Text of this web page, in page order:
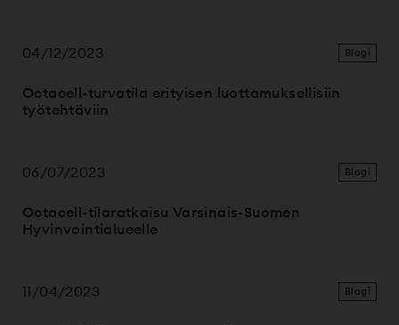
04/12/2023 Blogi
Octacell-turvatila erityisen luottamuksellisiin
työtehtäviin
06/07/2023 Blogi
Octacell-tilaratkaisu Varsinais-Suomen
Hyvinvointialueelle
11/04/2023 Blogi